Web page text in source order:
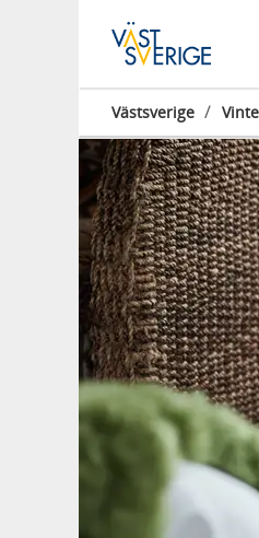
Västsverige /